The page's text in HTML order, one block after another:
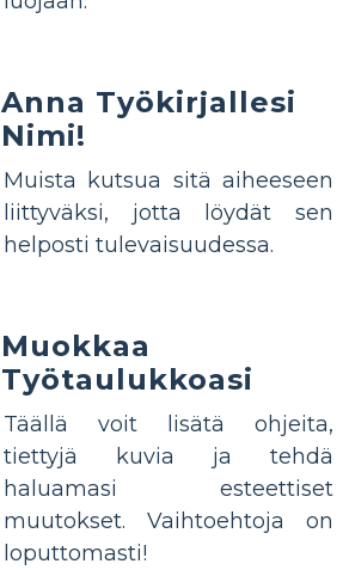
Anna Työkirjallesi
Nimi!
Muista kutsua sitä aiheeseen
liittyväksi, jotta löydät sen
helposti tulevaisuudessa.
Muokkaa
Työtaulukkoasi
Täällä voit lisätä ohjeita,
tiettyjä kuvia ja tehdä
haluamasi esteettiset
muutokset. Vaihtoehtoja on
loputtomasti!